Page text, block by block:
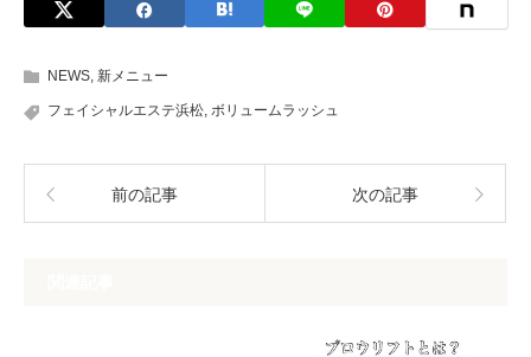
NEWS, 新メニュー
フェイシャルエステ浜松, ボリュームラッシュ
前の記事 次の記事